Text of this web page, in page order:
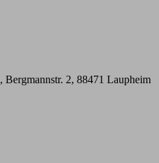
, Bergmannstr. 2, 88471 Laupheim